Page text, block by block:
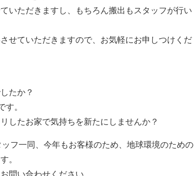
いただきますし、もちろん搬出もスタッフが行い
せていただきますので、お気軽にお申しつけくだ
たか？
す。
したお家で気持ちを新たにしませんか？
フ一同、今年もお客様のため、地球環境のための
。
問い合わせください。